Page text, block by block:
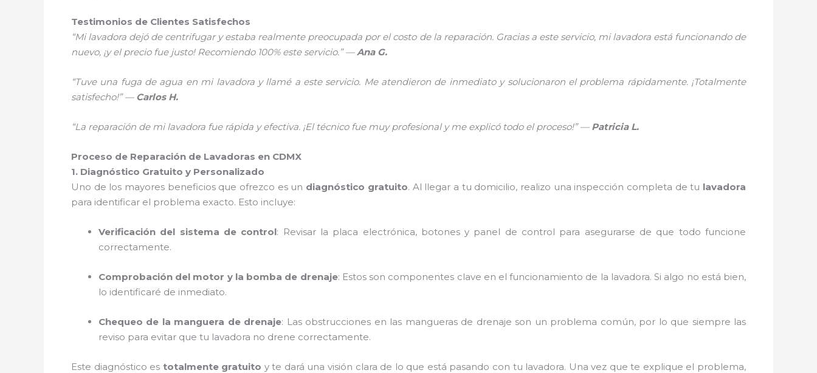
Testimonios de Clientes Satisfechos
“Mi lavadora dejó de centrifugar y estaba realmente preocupada por el costo de la reparación. Gracias a este servicio, mi lavadora está funcionando de
nuevo, ¡y el precio fue justo! Recomiendo 100% este servicio.” — Ana G.
“Tuve una fuga de agua en mi lavadora y llamé a este servicio. Me atendieron de inmediato y solucionaron el problema rápidamente. ¡Totalmente
satisfecho!” — Carlos H.
“La reparación de mi lavadora fue rápida y efectiva. ¡El técnico fue muy profesional y me explicó todo el proceso!” — Patricia L.
Proceso de Reparación de Lavadoras en CDMX
1. Diagnóstico Gratuito y Personalizado
Uno de los mayores beneficios que ofrezco es un diagnóstico gratuito. Al llegar a tu domicilio, realizo una inspección completa de tu lavadora
para identificar el problema exacto. Esto incluye:
Verificación del sistema de control: Revisar la placa electrónica, botones y panel de control para asegurarse de que todo funcione
correctamente.
Comprobación del motor y la bomba de drenaje: Estos son componentes clave en el funcionamiento de la lavadora. Si algo no está bien,
lo identificaré de inmediato.
Chequeo de la manguera de drenaje: Las obstrucciones en las mangueras de drenaje son un problema común, por lo que siempre las
reviso para evitar que tu lavadora no drene correctamente.
Este diagnóstico es totalmente gratuito y te dará una visión clara de lo que está pasando con tu lavadora. Una vez que te explique el problema,